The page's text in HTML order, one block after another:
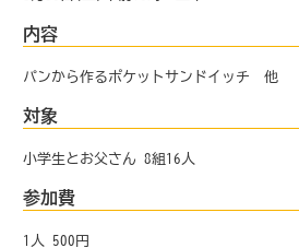
内容
パンから作るポケットサンドイッチ 他
対象
小学生とお父さん 8組16人
参加費
1人 500円